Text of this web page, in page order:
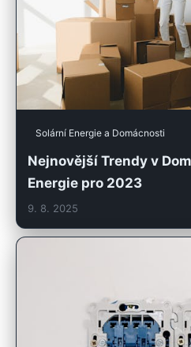
Solární Energie a Domácnosti
Nejnovější Trendy v
Energie pro 2023
9. 8. 2025